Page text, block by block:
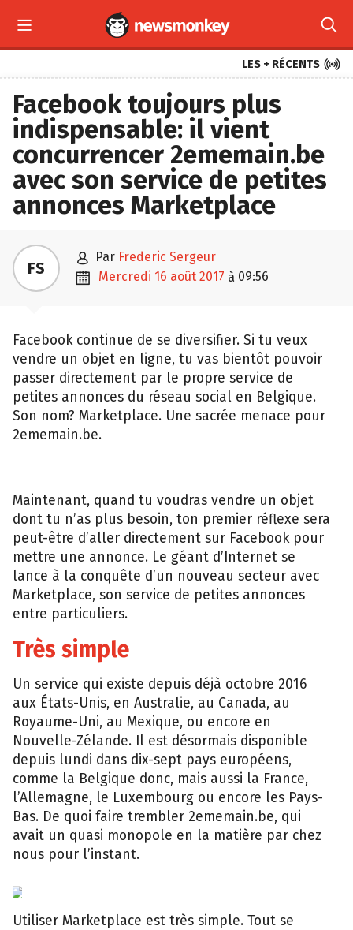
 
LES + RÉCENTS 
Facebook toujours plus
indispensable: il vient
concurrencer 2ememain.be
avec son service de petites
annonces Marketplace
FS  par Frederic Sergeur
 mercredi 16 août 2017 à 09:56
Facebook continue de se diversifier. Si tu veux
vendre un objet en ligne, tu vas bientôt pouvoir
passer directement par le propre service de
petites annonces du réseau social en Belgique.
Son nom? Marketplace. Une sacrée menace pour
2ememain.be.
Maintenant, quand tu voudras vendre un objet
dont tu n’as plus besoin, ton premier réflexe sera
peut-être d’aller directement sur Facebook pour
mettre une annonce. Le géant d’Internet se
lance à la conquête d’un nouveau secteur avec
Marketplace, son service de petites annonces
entre particuliers.
Très simple
Un service qui existe depuis déjà octobre 2016
aux États-Unis, en Australie, au Canada, au
Royaume-Uni, au Mexique, ou encore en
Nouvelle-Zélande. Il est désormais disponible
depuis lundi dans dix-sept pays européens,
comme la Belgique donc, mais aussi la France,
l’Allemagne, le Luxembourg ou encore les Pays-
Bas. De quoi faire trembler 2ememain.be, qui
avait un quasi monopole en la matière par chez
nous pour l’instant.
2ememain.be
Utiliser Marketplace est très simple. Tout se